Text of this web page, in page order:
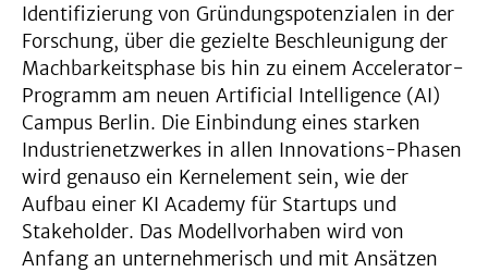
Identifizierung von Gründungspotenzialen in der
Forschung, über die gezielte Beschleunigung der
Machbarkeitsphase bis hin zu einem Accelerator-
Programm am neuen Artificial Intelligence (AI)
Campus Berlin. Die Einbindung eines starken
Industrienetzwerkes in allen Innovations-Phasen
wird genauso ein Kernelement sein, wie der
Aufbau einer KI Academy für Startups und
Stakeholder. Das Modellvorhaben wird von
Anfang an unternehmerisch und mit Ansätzen